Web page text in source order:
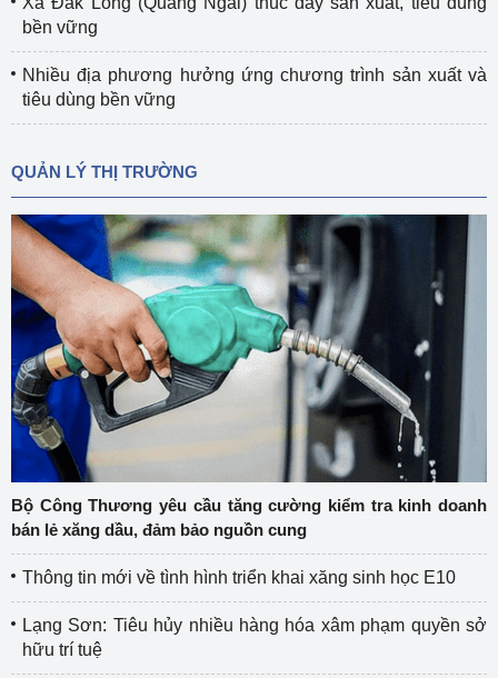
bền vững
Nhiều địa phương hưởng ứng chương trình sản xuất và
tiêu dùng bền vững
QUẢN LÝ THỊ TRƯỜNG
Bộ Công Thương yêu cầu tăng cường kiểm tra kinh doanh
bán lẻ xăng dầu, đảm bảo nguồn cung
Thông tin mới về tình hình triển khai xăng sinh học E10
Lạng Sơn: Tiêu hủy nhiều hàng hóa xâm phạm quyền sở
hữu trí tuệ